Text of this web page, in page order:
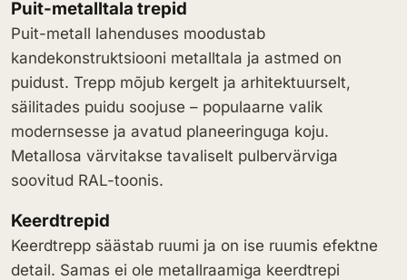
Puit-metalltala trepid
Puit-metall lahenduses moodustab
kandekonstruktsiooni metalltala ja astmed on
puidust. Trepp mõjub kergelt ja arhitektuurselt,
säilitades puidu soojuse – populaarne valik
modernsesse ja avatud planeeringuga koju.
Metallosa värvitakse tavaliselt pulbervärviga
soovitud RAL-toonis.
Keerdtrepid
Keerdtrepp säästab ruumi ja on ise ruumis efektne
detail. Samas ei ole metallraamiga keerdtrepi